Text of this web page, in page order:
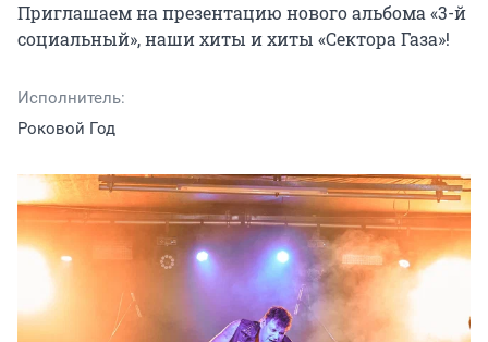
Приглашаем на презентацию нового альбома «3-й
социальный», наши хиты и хиты «Сектора Газа»!
Исполнитель:
​Роковой Год